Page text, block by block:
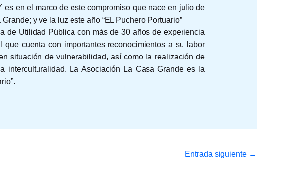
en el marco de este compromiso que nace en julio de
y ve la luz este año “EL Puchero Portuario”.
de Utilidad Pública con más de 30 años de experiencia
cuenta con importantes reconocimientos a su labor
situación de vulnerabilidad, así como la realización de
interculturalidad. La Asociación La Casa Grande es la
Entrada siguiente →